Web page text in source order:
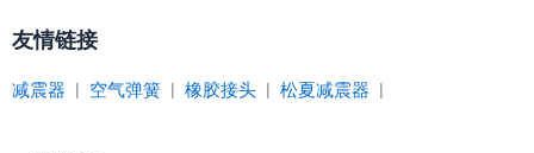
友情链接
减震器 空气弹簧 橡胶接头 松夏减震器